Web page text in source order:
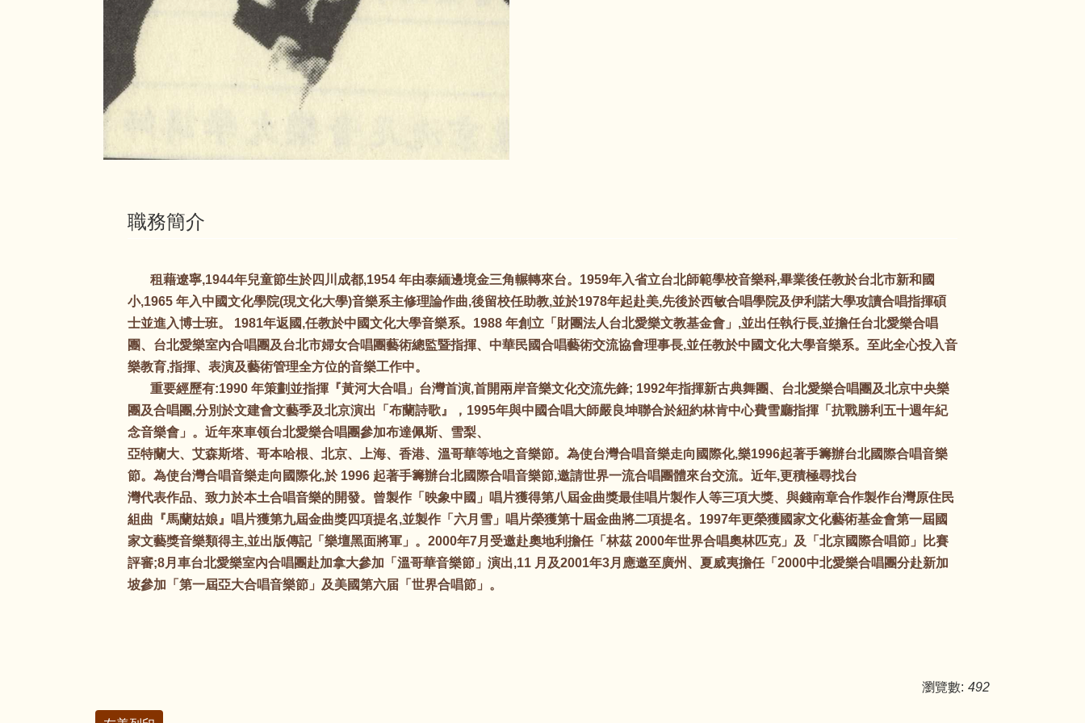
職務簡介
租藉遼寧,1944年兒童節生於四川成都,1954 年由泰緬邊境金三角輾轉來台。1959年入省立台北師範學校音樂科,畢業後任教於台北市新和國
小,1965 年入中國文化學院(現文化大學)音樂系主修理論作曲,後留校任助教,並於1978年起赴美,先後於西敏合唱學院及伊利諾大學攻讀合唱指揮碩
士並進入博士班。 1981年返國,任教於中國文化大學音樂系。1988 年創立「財團法人台北愛樂文教基金會」,並出任執行長,並擔任台北愛樂合唱
團、台北愛樂室內合唱團及台北市婦女合唱團藝術總監暨指揮、中華民國合唱藝術交流協會理事長,並任教於中國文化大學音樂系。至此全心投入音
樂教育,指揮、表演及藝術管理全方位的音樂工作中。
重要經歷有:1990 年策劃並指揮『黃河大合唱」台灣首演,首開兩岸音樂文化交流先鋒; 1992年指揮新古典舞團、台北愛樂合唱團及北京中央樂
團及合唱團,分別於文建會文藝季及北京演出「布蘭詩歌』，1995年與中國合唱大師嚴良坤聯合於紐約林肯中心費雪廳指揮「抗戰勝利五十週年紀
念音樂會」。近年來車领台北愛樂合唱團參加布達佩斯、雪梨、
亞特蘭大、艾森斯塔、哥本哈根、北京、上海、香港、溫哥華等地之音樂節。為使台灣合唱音樂走向國際化,樂1996起著手籌辦台北國際合唱音樂
節。為使台灣合唱音樂走向國際化,於 1996 起著手籌辦台北國際合唱音樂節,邀請世界一流合唱團體來台交流。近年,更積極尋找台
灣代表作品、致力於本土合唱音樂的開發。曾製作「映象中國」唱片獲得第八屆金曲獎最佳唱片製作人等三項大獎、與錢南章合作製作台灣原住民
組曲『馬蘭姑娘』唱片獲第九屆金曲獎四項提名,並製作「六月雪」唱片榮獲第十屆金曲將二項提名。1997年更榮獲國家文化藝術基金會第一屆國
家文藝獎音樂類得主,並出版傳記「樂壇黑面將軍」。2000年7月受邀赴奧地利擔任「林茲 2000年世界合唱奧林匹克」及「北京國際合唱節」比賽
評審;8月車台北愛樂室內合唱團赴加拿大參加「溫哥華音樂節」演出,11 月及2001年3月應邀至廣州、夏威夷擔任「2000中北愛樂合唱團分赴新加
坡參加「第一屆亞大合唱音樂節」及美國第六届「世界合唱節」。
瀏覽數: 492